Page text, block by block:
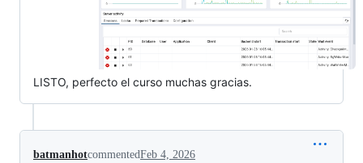
LISTO, perfecto el curso muchas gracias.
batmanhotcommentedFeb 4, 2026